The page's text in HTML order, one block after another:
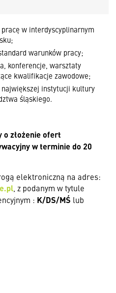
w interdyscyplinarnym
warunków pracy;
konferencje, warsztaty
kwalifikacje zawodowe;
największej instytucji kultury
śląskiego.
złożenie ofert
w terminie do 20
elektroniczną na adres:
, z podanym w tytule
: K/DS/MŚ lub